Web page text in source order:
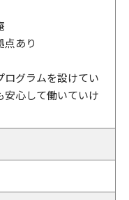
あり
グラムを設けてい
安心して働いていけ